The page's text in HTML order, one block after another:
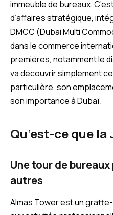
immeuble de bureaux.
d’affaires stratégique,
DMCC (Dubai Multi
dans le commerce
premières, notamment le
va découvrir simplement
particulière, son
son importance à Dubaï.
Qu’est-ce que la
Une tour de
autres
Almas Tower est un